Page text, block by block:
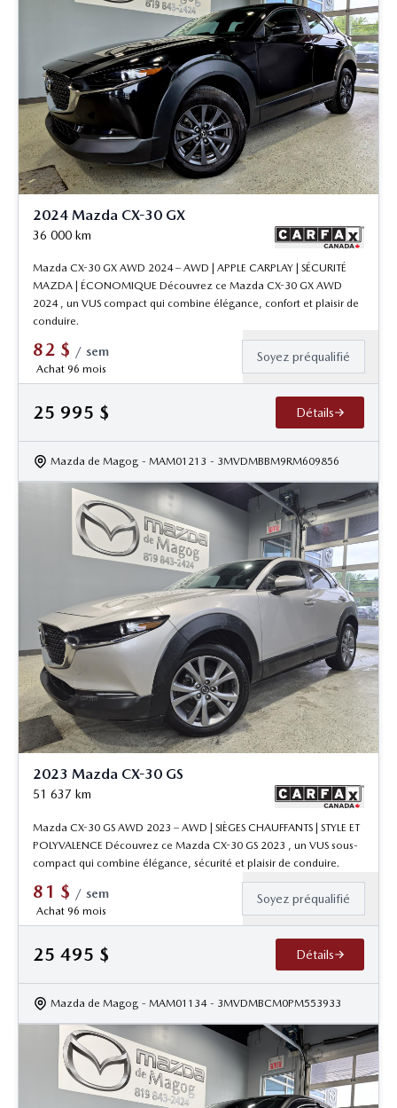
2024 Mazda CX-30 GX
36 000 km
Mazda CX-30 GX AWD 2024 – AWD | APPLE CARPLAY | SÉCURITÉ
MAZDA | ÉCONOMIQUE Découvrez ce Mazda CX-30 GX AWD
2024 , un VUS compact qui combine élégance, confort et plaisir de
conduire.
82 $ / sem
Achat 96 mois
Soyez préqualifié
25 995 $ Détails
Mazda de Magog - MAM01213 - 3MVDMBBM9RM609856
2023 Mazda CX-30 GS
51 637 km
Mazda CX-30 GS AWD 2023 – AWD | SIÈGES CHAUFFANTS | STYLE ET
POLYVALENCE Découvrez ce Mazda CX-30 GS 2023 , un VUS sous-
compact qui combine élégance, sécurité et plaisir de conduire.
81 $ / sem
Achat 96 mois
Soyez préqualifié
25 495 $ Détails
Mazda de Magog - MAM01134 - 3MVDMBCM0PM553933